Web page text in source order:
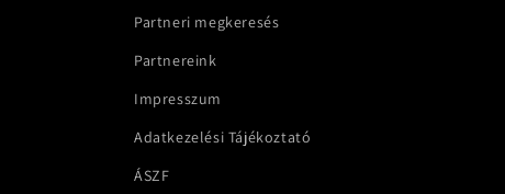
Partneri megkeresés
Partnereink
Impresszum
Adatkezelési Tájékoztató
ÁSZF